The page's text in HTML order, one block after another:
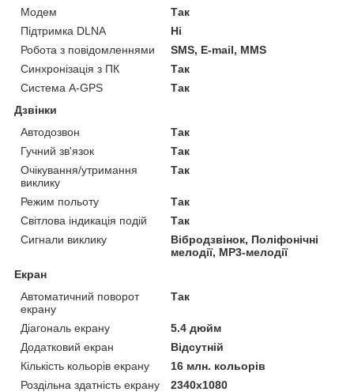
Модем
Так
Підтримка DLNA
Ні
Робота з повідомленнями
SMS, E-mail, MMS
Синхронізація з ПК
Так
Система A-GPS
Так
Дзвінки
Автодозвон
Так
Гучний зв'язок
Так
Очікування/утримання
виклику
Так
Режим польоту
Так
Світлова індикація подій
Так
Сигнали виклику
Вібродзвінок, Поліфонічні
мелодії, MP3-мелодії
Екран
Автоматичний поворот
екрану
Так
Діагональ екрану
5.4 дюйм
Додатковий екран
Відсутній
Кількість кольорів екрану
16 млн. кольорів
Роздільна здатність екрану
2340x1080